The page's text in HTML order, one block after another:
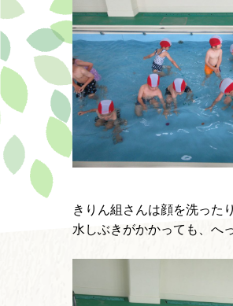
きりん組さんは顔を洗った
水しぶきがかかっても、へ